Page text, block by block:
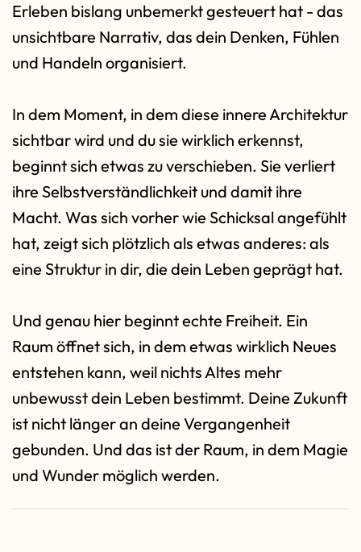
Erleben bislang unbemerkt gesteuert hat - das
unsichtbare Narrativ, das dein Denken, Fühlen
und Handeln organisiert.
In dem Moment, in dem diese innere Architektur
sichtbar wird und du sie wirklich erkennst,
beginnt sich etwas zu verschieben. Sie verliert
ihre Selbstverständlichkeit und damit ihre
Macht. Was sich vorher wie Schicksal angefühlt
hat, zeigt sich plötzlich als etwas anderes: als
eine Struktur in dir, die dein Leben geprägt hat.
Und genau hier beginnt echte Freiheit. Ein
Raum öffnet sich, in dem etwas wirklich Neues
entstehen kann, weil nichts Altes mehr
unbewusst dein Leben bestimmt. Deine Zukunft
ist nicht länger an deine Vergangenheit
gebunden. Und das ist der Raum, in dem Magie
und Wunder möglich werden.